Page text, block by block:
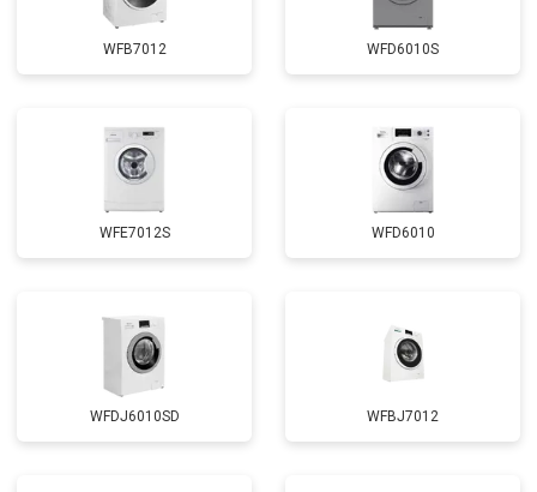
Замена сливного шланга от 2100 ₽ Заказать
Замена УБЛ от 2100 ₽ Заказать
Замена приводного ремня от 2550 ₽ Заказать
WFB7012 WFD6010S
WFE7012S WFD6010
WFDJ6010SD WFBJ7012